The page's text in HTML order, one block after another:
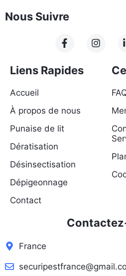
Nous Suivre
Liens Rapides
Accueil
À propos de nous
Punaise de lit
Dératisation
Désinsectisation
Dépigeonnage
Contact
France